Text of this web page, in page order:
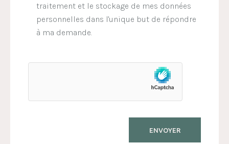
traitement et le stockage de mes données
personnelles dans l'unique but de répondre
à ma demande.